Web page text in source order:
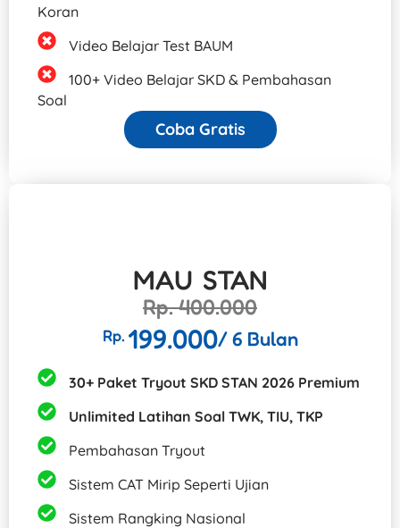
Koran
Video Belajar Test BAUM
100+ Video Belajar SKD & Pembahasan
Soal
Coba Gratis
MAU STAN
Rp. 400.000
Rp. 199.000/ 6 Bulan
30+ Paket Tryout SKD STAN 2026 Premium
Unlimited Latihan Soal TWK, TIU, TKP​
Pembahasan Tryout
Sistem CAT Mirip Seperti Ujian
Sistem Rangking Nasional